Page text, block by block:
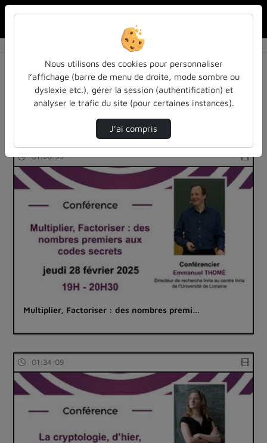
Résultats de la recherche
Filtres actifs (cliquer pour en retirer) :
cycle-sciences-et-societe-iecl
informatique
01:20:33
Multiplier, Factoriser : des nombres premi…
01:34:09
Nous utilisons des cookies pour personnaliser
l’affichage (barre de menu de droite, mode sombre ou
dyslexie etc.), gérer la session (authentification) et
analyser le trafic du site (pour certaines instances).
J’ai compris